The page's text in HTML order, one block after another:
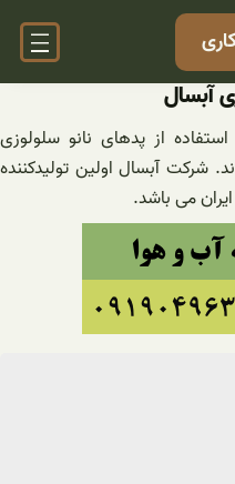
آبسال
از پدهای نانو سلولوزی
شرکت آبسال اولین تولیدکننده
می باشد.